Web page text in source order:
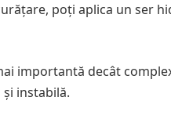
poți aplica un ser
importantă decât
instabilă.